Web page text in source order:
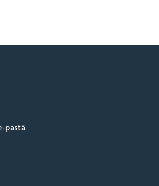
pastā!